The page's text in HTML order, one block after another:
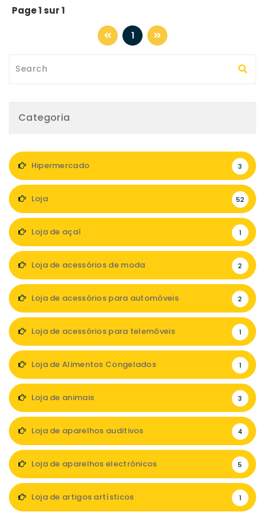
Page 1 sur 1
1
Categoria
Hipermercado 3
Loja 52
Loja de açaí 1
Loja de acessórios de moda 2
Loja de acessórios para automóveis 2
Loja de acessórios para telemóveis 1
Loja de Alimentos Congelados 1
Loja de animais 3
Loja de aparelhos auditivos 4
Loja de aparelhos electrónicos 5
Loja de artigos artísticos 1